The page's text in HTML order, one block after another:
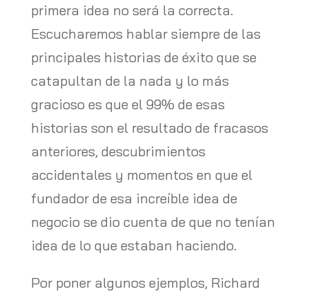
primera idea no será la correcta.
Escucharemos hablar siempre de las
principales historias de éxito que se
catapultan de la nada y lo más
gracioso es que el 99% de esas
historias son el resultado de fracasos
anteriores, descubrimientos
accidentales y momentos en que el
fundador de esa increíble idea de
negocio se dio cuenta de que no tenían
idea de lo que estaban haciendo.
Por poner algunos ejemplos, Richard